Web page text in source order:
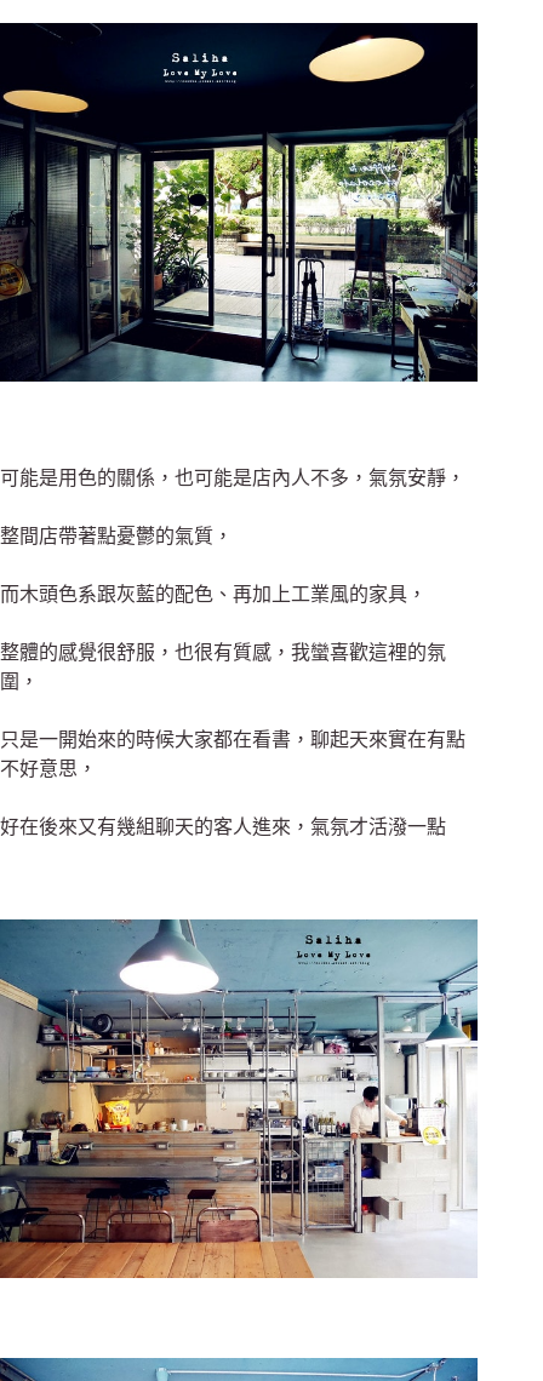
可能是用色的關係，也可能是店內人不多，氣氛安靜，
整間店帶著點憂鬱的氣質，
而木頭色系跟灰藍的配色、再加上工業風的家具，
整體的感覺很舒服，也很有質感，我蠻喜歡這裡的氛
圍，
只是一開始來的時候大家都在看書，聊起天來實在有點
不好意思，
好在後來又有幾組聊天的客人進來，氣氛才活潑一點